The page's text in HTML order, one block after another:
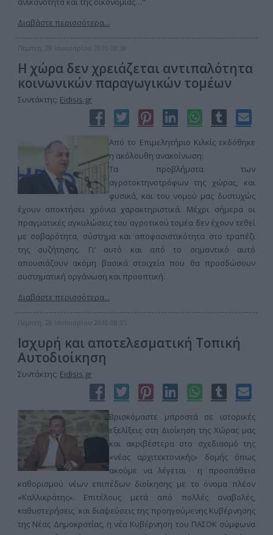
Διαβάστε περισσότερα...
Πέμπτη, 28 Ιανουαρίου 2010 08:38
Η χώρα δεν χρειάζεται αντιπαλότητα
κοινωνικών παραγωγικών τομέων
Συντάκτης: Eidisis.gr
Από το Επιμελητήριο Κιλκίς εκδόθηκε
η ακόλουθη ανακοίνωση:
Τα προβλήματα των
αγροτοκτηνοτρόφων της χώρας, και
φυσικά, και του νομού μας δυστυχώς
έχουν αποκτήσει χρόνια χαρακτηριστικά. Μέχρι σήμερα οι
πραγματικές αγκυλώσεις του αγροτικού τομέα δεν έχουν τεθεί
με σοβαρότητα, σύστημα και αποφασιστικότητα στο τραπέζι
της συζήτησης. Γι’ αυτό και από το σημαντικό αυτό
απουσιάζουν ακόμη βασικά στοιχεία που θα προσδώσουν
συστηματική οργάνωση και προοπτική.
Διαβάστε περισσότερα...
Πέμπτη, 28 Ιανουαρίου 2010 08:35
Ισχυρή και αποτελεσματική Τοπική
Αυτοδιοίκηση
Συντάκτης: Eidisis.gr
Βρισκόμαστε μπροστά σε ιστορικές
εξελίξεις στη Διοίκηση της Χώρας μας
και ακριβέστερα στο σχεδιασμό της
«νέας αρχιτεκτονικής» δομής όπως
ακούμε να λέγεται η προσπάθεια
καθορισμού νέων επιπέδων διοίκησης με το όνομα πλέον
«Καλλικράτης». Επιτέλους μετά από πολλές αναβολές,
καθυστερήσεις και διαψεύσεις της προηγούμενης Κυβέρνησης
της Νέας Δημοκρατίας, η νέα Κυβέρνηση του ΠΑΣΟΚ σύμφωνα